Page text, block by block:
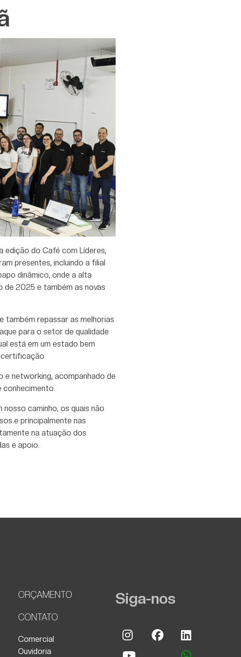
edição do Café com Líderes,
presentes, incluindo a filial
dinâmico, onde a alta
de 2025 e também as novas
também repassar as melhorias
para o setor de qualidade
está em um estado bem
e networking, acompanhado de
conhecimento.
nosso caminho, os quais não
e principalmente nas
na atuação dos
e apoio.
ORÇAMENTO
CONTATO
Comercial
Ouvidoria
Siga-nos
InstagramFacebook
Linkedin